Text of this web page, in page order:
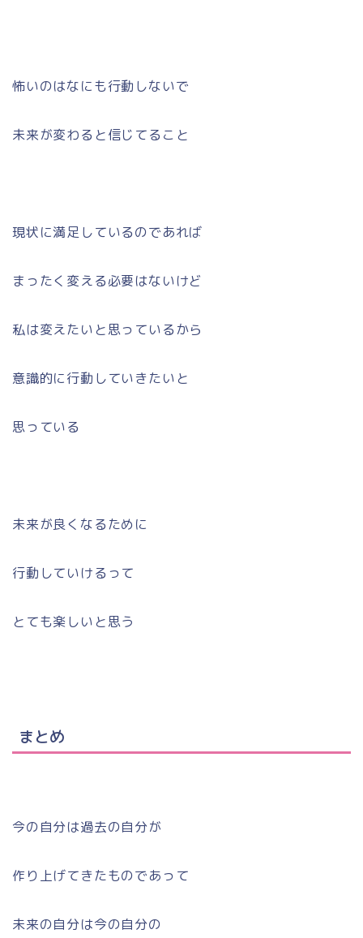
怖いのはなにも行動しないで
未来が変わると信じてること
現状に満足しているのであれば
まったく変える必要はないけど
私は変えたいと思っているから
意識的に行動していきたいと
思っている
未来が良くなるために
行動していけるって
とても楽しいと思う
まとめ
今の自分は過去の自分が
作り上げてきたものであって
未来の自分は今の自分の